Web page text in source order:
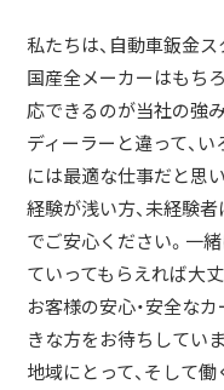
私たちは、自動車鈑金
国産全メーカーはもち
応できるのが当社の強
ディーラーと違って、
には最適な仕事だと思い
経験が浅い方、未経験
でご安心ください。一
ていってもらえれば大丈
お客様の安心・安全な
きな方をお待ちしていま
地域にとって、そして